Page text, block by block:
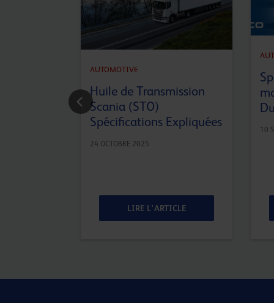
AUTOMOTIVE
Huile de Transmission
Scania (STO)
Spécifications Expliquées
24 OCTOBRE 2025
LIRE L'ARTICLE
10